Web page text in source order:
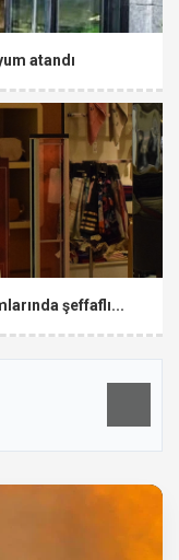
atandı
şeffaflı...